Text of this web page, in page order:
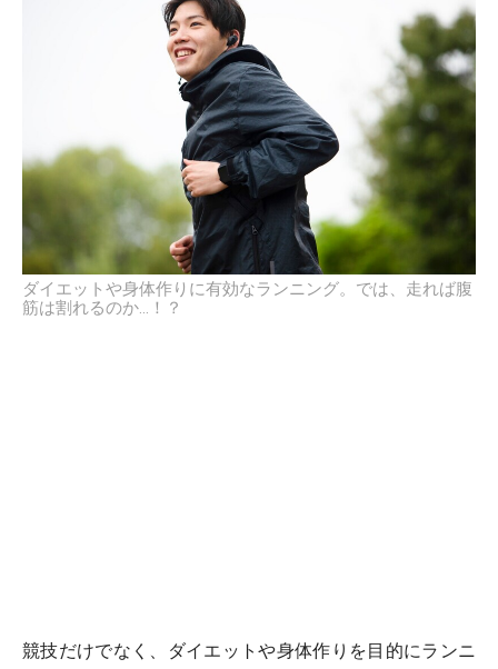
ダイエットや身体作りに有効なランニング。では、走れば腹
筋は割れるのか...！？
競技だけでなく、ダイエットや身体作りを目的にランニ